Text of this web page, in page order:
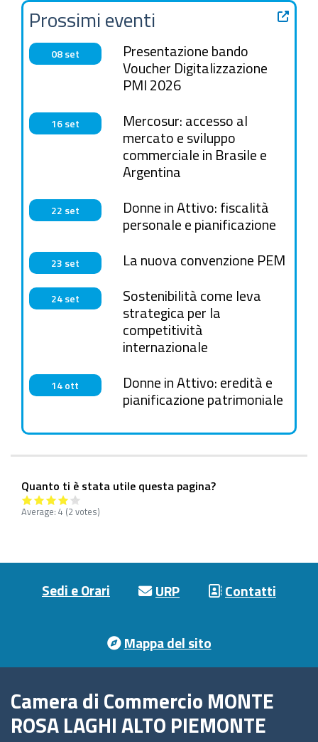
Prossimi eventi
08 set Presentazione bando
Voucher Digitalizzazione
PMI 2026
16 set Mercosur: accesso al
mercato e sviluppo
commerciale in Brasile e
Argentina
22 set Donne in Attivo: fiscalità
personale e pianificazione
23 set La nuova convenzione PEM
24 set Sostenibilità come leva
strategica per la
competitività
internazionale
14 ott Donne in Attivo: eredità e
pianificazione patrimoniale
Quanto ti è stata utile questa pagina?
Average: 4 (2 votes)
Sedi e Orari URP Contatti
Mappa del sito
Camera di Commercio MONTE
ROSA LAGHI ALTO PIEMONTE